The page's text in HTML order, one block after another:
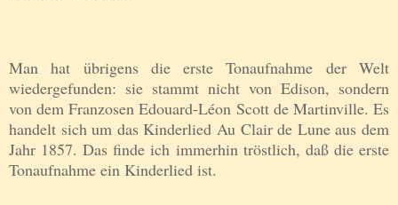
Man hat übrigens die erste Tonaufnahme der Welt
wiedergefunden: sie stammt nicht von Edison, sondern
von dem Franzosen Edouard-Léon Scott de Martinville. Es
handelt sich um das Kinderlied Au Clair de Lune aus dem
Jahr 1857. Das finde ich immerhin tröstlich, daß die erste
Tonaufnahme ein Kinderlied ist.